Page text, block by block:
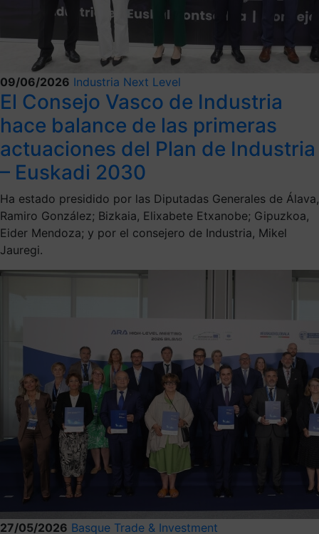
09/06/2026 Industria Next Level
El Consejo Vasco de Industria
hace balance de las primeras
actuaciones del Plan de Industria
– Euskadi 2030
Ha estado presidido por las Diputadas Generales de Álava,
Ramiro González; Bizkaia, Elixabete Etxanobe; Gipuzkoa,
Eider Mendoza; y por el consejero de Industria, Mikel
Jauregi.
27/05/2026 Basque Trade & Investment